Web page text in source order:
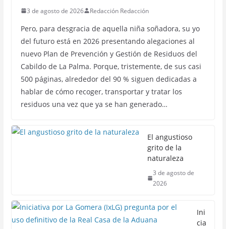
3 de agosto de 2026 Redacción Redacción
Pero, para desgracia de aquella niña soñadora, su yo
del futuro está en 2026 presentando alegaciones al
nuevo Plan de Prevención y Gestión de Residuos del
Cabildo de La Palma. Porque, tristemente, de sus casi
500 páginas, alrededor del 90 % siguen dedicadas a
hablar de cómo recoger, transportar y tratar los
residuos una vez que ya se han generado…
El angustioso
grito de la
naturaleza
3 de agosto de
2026
Ini
cia